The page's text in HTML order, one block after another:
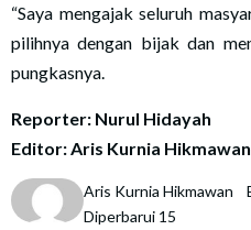
“Saya mengajak seluruh
pilihnya dengan bijak dan
pungkasnya.
Reporter: Nurul Hidayah
Editor: Aris Kurnia Hikmawan
Aris Kurnia Hikmawan
Diperbarui 15